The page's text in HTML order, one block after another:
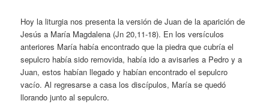
Hoy la liturgia nos presenta la versión de Juan de la aparición de
Jesús a María Magdalena (Jn 20,11-18). En los versículos
anteriores María había encontrado que la piedra que cubría el
sepulcro había sido removida, había ido a avisarles a Pedro y a
Juan, estos habían llegado y habían encontrado el sepulcro
vacío. Al regresarse a casa los discípulos, María se quedó
llorando junto al sepulcro.